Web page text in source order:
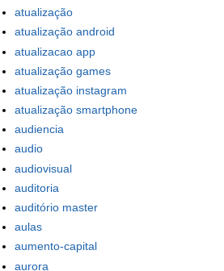
atualização
atualização android
atualizacao app
atualização games
atualização instagram
atualização smartphone
audiencia
audio
audiovisual
auditoria
auditório master
aulas
aumento-capital
aurora